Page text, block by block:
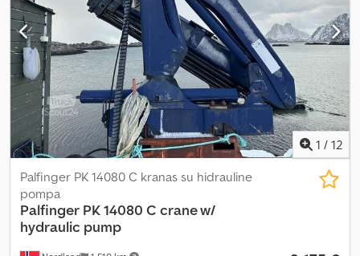
1 / 12
Palfinger PK 14080 C kranas su hidrauline
pompa
Palfinger PK 14080 C crane w/
hydraulic pump